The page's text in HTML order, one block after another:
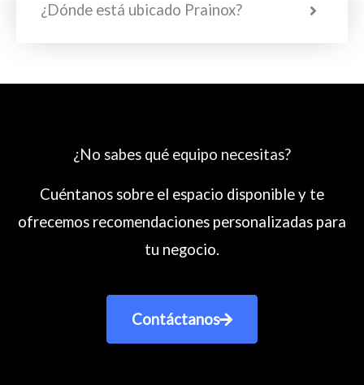
¿Dónde está ubicado Prainox?
¿No sabes qué equipo necesitas?
Cuéntanos sobre el espacio disponible y te
ofrecemos recomendaciones personalizadas para
tu negocio.
Contáctanos